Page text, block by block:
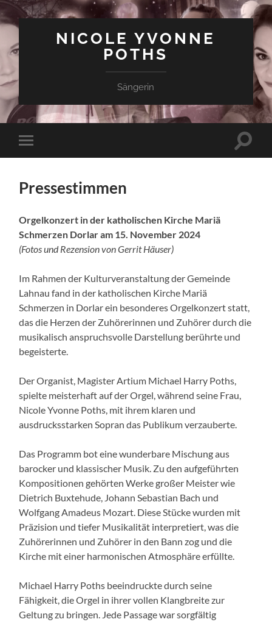
NICOLE YVONNE
POTHS
Sängerin
Mobile-
Menü
Pressestimmen
Orgelkonzert in der katholischen Kirche Mariä
Schmerzen Dorlar am 15. November 2024
(Fotos und Rezension von Gerrit Häuser)
Im Rahmen der Kulturveranstaltung der Gemeinde
Lahnau fand in der katholischen Kirche Mariä
Schmerzen in Dorlar ein besonderes Orgelkonzert statt,
das die Herzen der Zuhörerinnen und Zuhörer durch die
musikalisch anspruchsvolle Darstellung berührte und
begeisterte.
Der Organist, Magister Artium Michael Harry Poths,
spielte meisterhaft auf der Orgel, während seine Frau,
Nicole Yvonne Poths, mit ihrem klaren und
ausdrucksstarken Sopran das Publikum verzauberte.
Das Programm bot eine wunderbare Mischung aus
barocker und klassischer Musik. Zu den aufgeführten
Kompositionen gehörten Werke großer Meister wie
Dietrich Buxtehude, Johann Sebastian Bach und
Wolfgang Amadeus Mozart. Diese Stücke wurden mit
Präzision und tiefer Musikalität interpretiert, was die
Zuhörerinnen und Zuhörer in den Bann zog und die
Kirche mit einer harmonischen Atmosphäre erfüllte.
Michael Harry Poths beeindruckte durch seine
Fähigkeit, die Orgel in ihrer vollen Klangbreite zur
Geltung zu bringen. Jede Passage war sorgfältig